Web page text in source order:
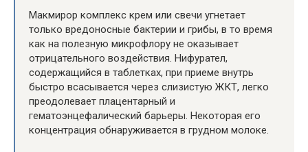
Макмирор комплекс крем или свечи угнетает
только вредоносные бактерии и грибы, в то время
как на полезную микрофлору не оказывает
отрицательного воздействия. Нифурател,
содержащийся в таблетках, при приеме внутрь
быстро всасывается через слизистую ЖКТ, легко
преодолевает плацентарный и
гематоэнцефалический барьеры. Некоторая его
концентрация обнаруживается в грудном молоке.